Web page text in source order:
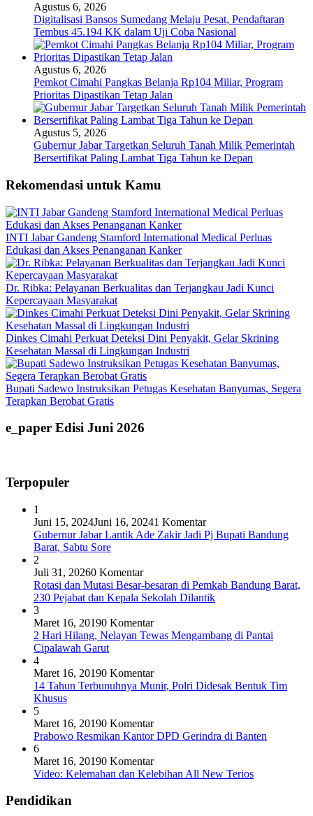
Agustus 6, 2026
Digitalisasi Bansos Sumedang Melaju Pesat, Pendaftaran
Tembus 45.194 KK dalam Uji Coba Nasional
Agustus 6, 2026
Pemkot Cimahi Pangkas Belanja Rp104 Miliar, Program
Prioritas Dipastikan Tetap Jalan
Agustus 5, 2026
Gubernur Jabar Targetkan Seluruh Tanah Milik Pemerintah
Bersertifikat Paling Lambat Tiga Tahun ke Depan
Rekomendasi untuk Kamu
INTI Jabar Gandeng Stamford International Medical Perluas
Edukasi dan Akses Penanganan Kanker
Dr. Ribka: Pelayanan Berkualitas dan Terjangkau Jadi Kunci
Kepercayaan Masyarakat
Dinkes Cimahi Perkuat Deteksi Dini Penyakit, Gelar Skrining
Kesehatan Massal di Lingkungan Industri
Bupati Sadewo Instruksikan Petugas Kesehatan Banyumas, Segera
Terapkan Berobat Gratis
e_paper Edisi Juni 2026
Terpopuler
1
Juni 15, 2024Juni 16, 20241 Komentar
Gubernur Jabar Lantik Ade Zakir Jadi Pj Bupati Bandung
Barat, Sabtu Sore
2
Juli 31, 20260 Komentar
Rotasi dan Mutasi Besar-besaran di Pemkab Bandung Barat,
230 Pejabat dan Kepala Sekolah Dilantik
3
Maret 16, 20190 Komentar
2 Hari Hilang, Nelayan Tewas Mengambang di Pantai
Cipalawah Garut
4
Maret 16, 20190 Komentar
14 Tahun Terbunuhnya Munir, Polri Didesak Bentuk Tim
Khusus
5
Maret 16, 20190 Komentar
Prabowo Resmikan Kantor DPD Gerindra di Banten
6
Maret 16, 20190 Komentar
Video: Kelemahan dan Kelebihan All New Terios
Pendidikan